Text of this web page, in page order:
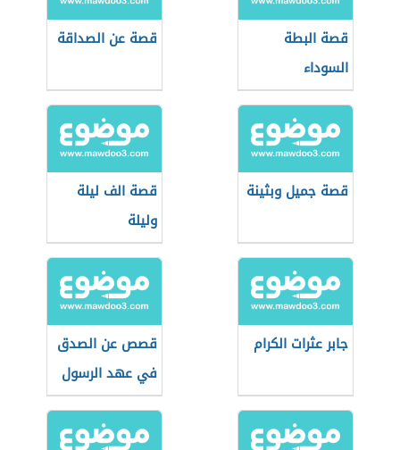
قصة البطة
السوداء
قصة عن الصداقة
قصة جميل وبثينة
قصة الف ليلة
وليلة
جابر عثرات الكرام
قصص عن الصدق
في عهد الرسول